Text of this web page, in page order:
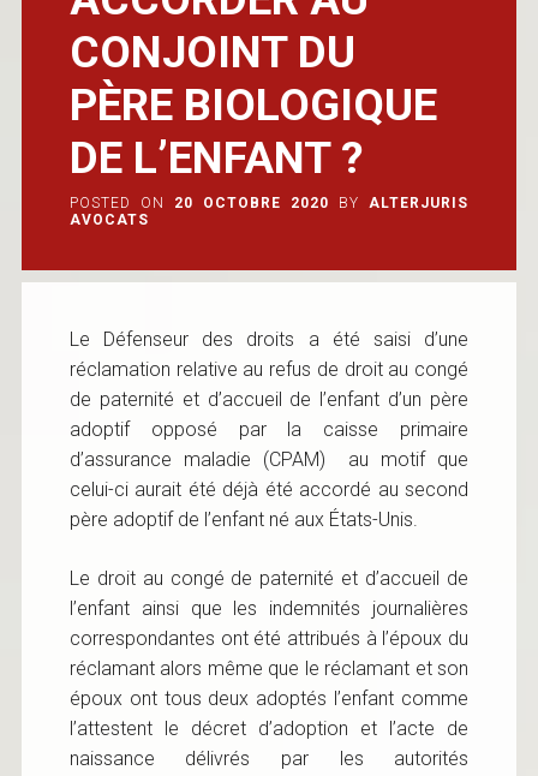
CONJOINT DU
PÈRE BIOLOGIQUE
DE L’ENFANT ?
POSTED ON 20 OCTOBRE 2020 BY
ALTERJURIS
AVOCATS
Le Défenseur des droits a été saisi d’une
réclamation relative au refus de droit au congé
de paternité et d’accueil de l’enfant d’un père
adoptif opposé par la caisse primaire
d’assurance maladie (CPAM) au motif que
celui-ci aurait été déjà été accordé au second
père adoptif de l’enfant né aux États-Unis.
Le droit au congé de paternité et d’accueil de
l’enfant ainsi que les indemnités journalières
correspondantes ont été attribués à l’époux du
réclamant alors même que le réclamant et son
époux ont tous deux adoptés l’enfant comme
l’attestent le décret d’adoption et l’acte de
naissance délivrés par les autorités